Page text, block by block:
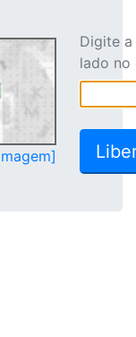
Digite
lado no